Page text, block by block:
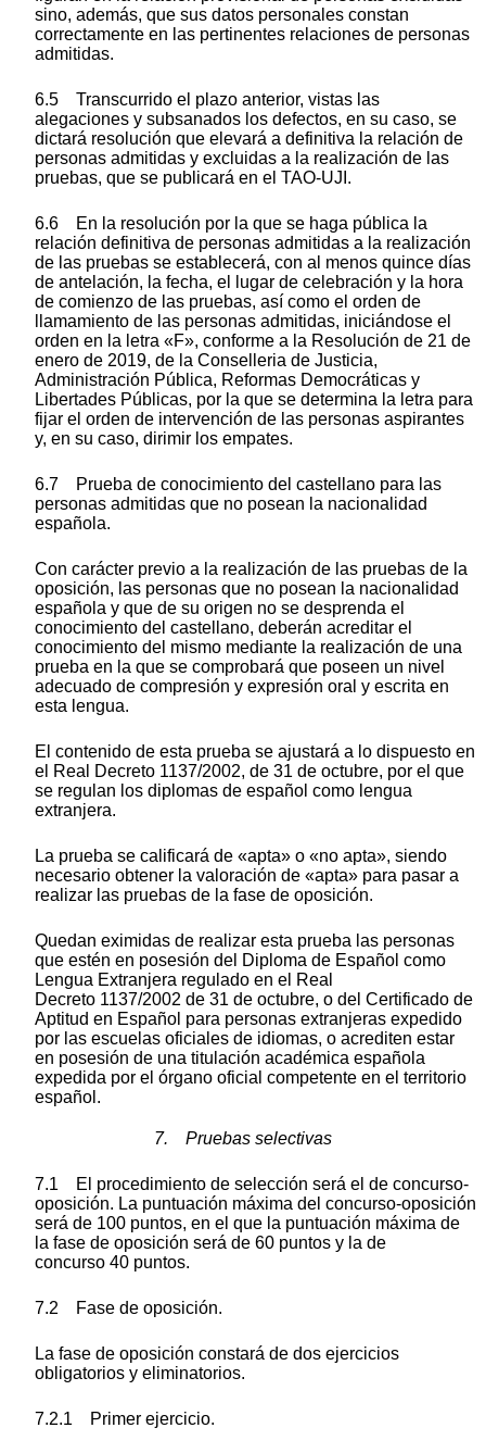
sino, además, que sus datos personales constan
correctamente en las pertinentes relaciones de personas
admitidas.
6.5 Transcurrido el plazo anterior, vistas las
alegaciones y subsanados los defectos, en su caso, se
dictará resolución que elevará a definitiva la relación de
personas admitidas y excluidas a la realización de las
pruebas, que se publicará en el TAO-UJI.
6.6 En la resolución por la que se haga pública la
relación definitiva de personas admitidas a la realización
de las pruebas se establecerá, con al menos quince días
de antelación, la fecha, el lugar de celebración y la hora
de comienzo de las pruebas, así como el orden de
llamamiento de las personas admitidas, iniciándose el
orden en la letra «F», conforme a la Resolución de 21 de
enero de 2019, de la Conselleria de Justicia,
Administración Pública, Reformas Democráticas y
Libertades Públicas, por la que se determina la letra para
fijar el orden de intervención de las personas aspirantes
y, en su caso, dirimir los empates.
6.7 Prueba de conocimiento del castellano para las
personas admitidas que no posean la nacionalidad
española.
Con carácter previo a la realización de las pruebas de la
oposición, las personas que no posean la nacionalidad
española y que de su origen no se desprenda el
conocimiento del castellano, deberán acreditar el
conocimiento del mismo mediante la realización de una
prueba en la que se comprobará que poseen un nivel
adecuado de compresión y expresión oral y escrita en
esta lengua.
El contenido de esta prueba se ajustará a lo dispuesto en
el Real Decreto 1137/2002, de 31 de octubre, por el que
se regulan los diplomas de español como lengua
extranjera.
La prueba se calificará de «apta» o «no apta», siendo
necesario obtener la valoración de «apta» para pasar a
realizar las pruebas de la fase de oposición.
Quedan eximidas de realizar esta prueba las personas
que estén en posesión del Diploma de Español como
Lengua Extranjera regulado en el Real
Decreto 1137/2002 de 31 de octubre, o del Certificado de
Aptitud en Español para personas extranjeras expedido
por las escuelas oficiales de idiomas, o acrediten estar
en posesión de una titulación académica española
expedida por el órgano oficial competente en el territorio
español.
7. Pruebas selectivas
7.1 El procedimiento de selección será el de concurso-
oposición. La puntuación máxima del concurso-oposición
será de 100 puntos, en el que la puntuación máxima de
la fase de oposición será de 60 puntos y la de
concurso 40 puntos.
7.2 Fase de oposición.
La fase de oposición constará de dos ejercicios
obligatorios y eliminatorios.
7.2.1 Primer ejercicio.